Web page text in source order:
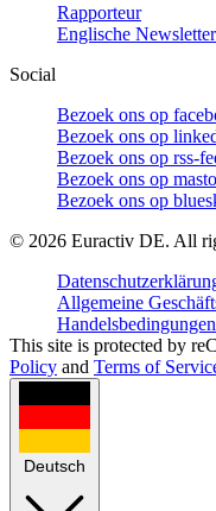
Rapporteur
Englische
Social
Bezoek ons op
Bezoek ons op
Bezoek ons op rss-
Bezoek ons op
Bezoek ons op
© 2026 Euractiv DE. All
Allgemeine
Handelsbedingungen
This site is protected by
Policy and Terms of
Deutsch